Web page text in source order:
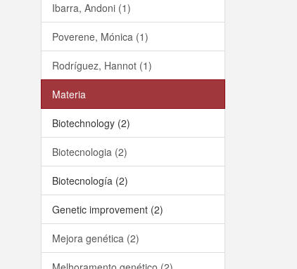
Ibarra, Andoni (1)
Poverene, Mónica (1)
Rodríguez, Hannot (1)
Materia
Biotechnology (2)
Biotecnologia (2)
Biotecnología (2)
Genetic improvement (2)
Mejora genética (2)